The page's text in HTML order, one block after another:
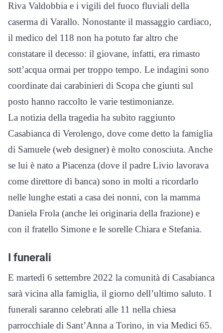
Riva Valdobbia e i vigili del fuoco fluviali della
caserma di Varallo. Nonostante il massaggio cardiaco,
il medico del 118 non ha potuto far altro che
constatare il decesso: il giovane, infatti, era rimasto
sott’acqua ormai per troppo tempo. Le indagini sono
coordinate dai carabinieri di Scopa che giunti sul
posto hanno raccolto le varie testimonianze.
La notizia della tragedia ha subito raggiunto
Casabianca di Verolengo, dove come detto la famiglia
di Samuele (web designer) è molto conosciuta. Anche
se lui è nato a Piacenza (dove il padre Livio lavorava
come direttore di banca) sono in molti a ricordarlo
nelle lunghe estati a casa dei nonni, con la mamma
Daniela Frola (anche lei originaria della frazione) e
con il fratello Simone e le sorelle Chiara e Stefania.
I funerali
E martedì 6 settembre 2022 la comunità di Casabianca
sarà vicina alla famiglia, il giorno dell’ultimo saluto. I
funerali saranno celebrati alle 11 nella chiesa
parrocchiale di Sant’Anna a Torino, in via Medici 65.